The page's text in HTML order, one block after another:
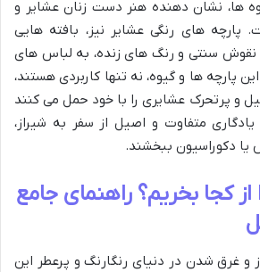
ها، نشان دهنده هنر دست زنان عشایر و
پارچه های رنگی عشایر نیز، بافته هایی
سنتی و رنگ های زنده، به لباس های
پارچه ها و گیوه، نه تنها کاربردی هستند،
و پرتحرک عشایری را با خود حمل می کنند
متفاوت و اصیل از سفر به شیراز،
دکوراسیون ببخشند.
کجا بخریم؟ راهنمای جامع
و غرق شدن در دنیای رنگارنگ و پرعطر این